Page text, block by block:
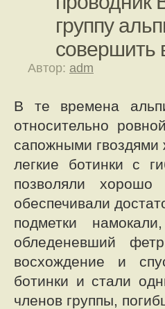
группу
совершить
Автор: adm
В те времена
относительно
сапожными гвоздями
легкие ботинки с
позволяли
обеспечивали
подметки
обледеневший
восхождение и
ботинки и стали
членов группы,